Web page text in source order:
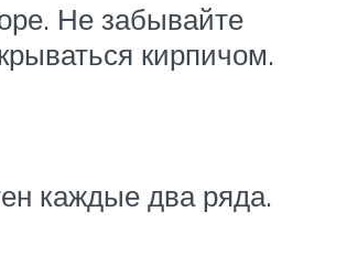
Не забывайте
кирпичом.
каждые два ряда.